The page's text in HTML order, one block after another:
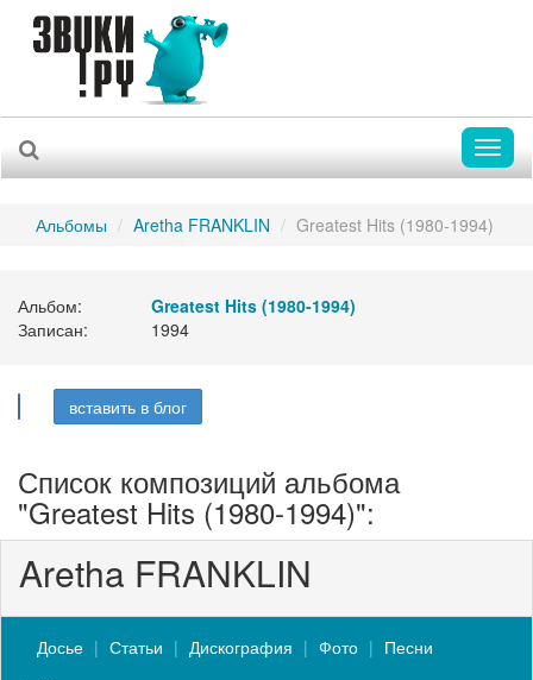
Альбомы Aretha FRANKLIN Greatest Hits (1980-1994)
Альбом:
Greatest Hits (1980-1994)
Записан:
1994
вставить в блог
Список композиций альбома
"Greatest Hits (1980-1994)":
Aretha FRANKLIN
Досье Статьи Дискография Фото
Песни